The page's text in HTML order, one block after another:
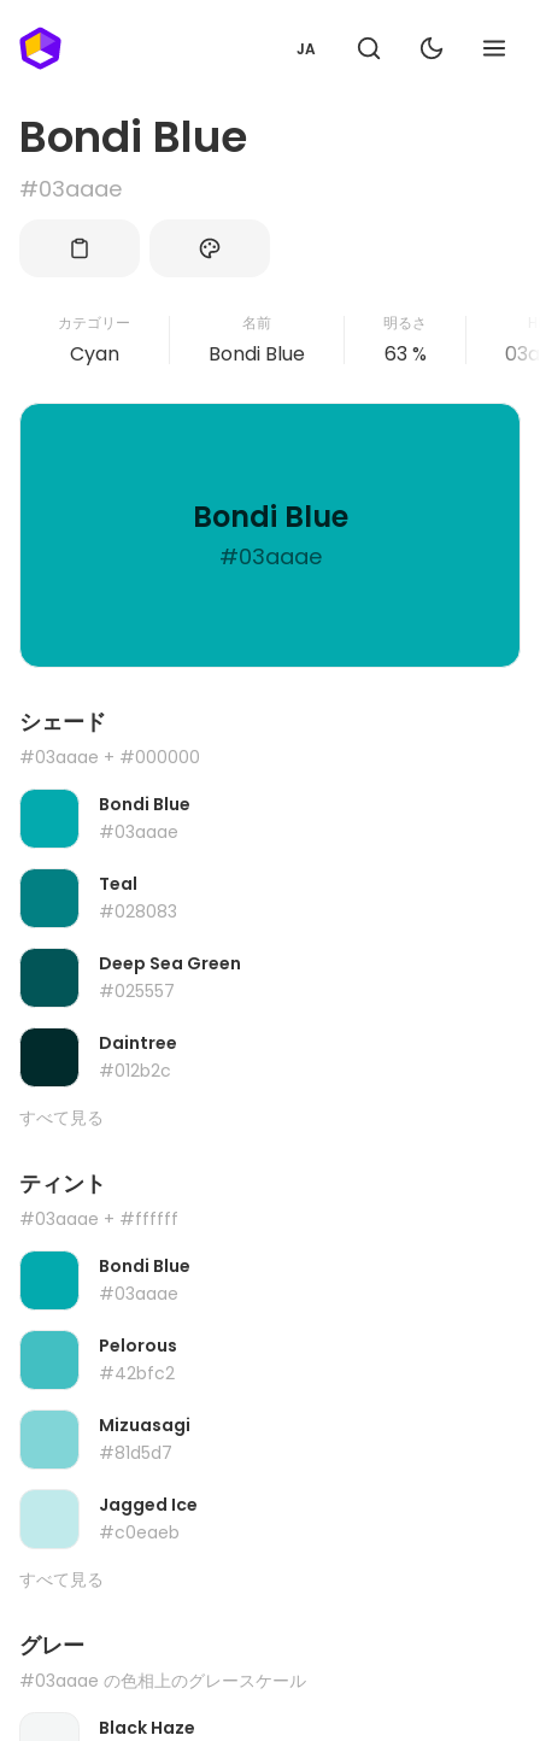
JA
Bondi Blue
#03aaae
カテゴリー
Cyan
名前
Bondi Blue
明るさ
63 %
Bondi Blue
#03aaae
シェード
#03aaae + #000000
Bondi Blue
#03aaae
Teal
#028083
Deep Sea Green
#025557
Daintree
#012b2c
すべて見る
ティント
#03aaae + #ffffff
Bondi Blue
#03aaae
Pelorous
#42bfc2
Mizuasagi
#81d5d7
Jagged Ice
#c0eaeb
すべて見る
グレー
#03aaae の色相上のグレースケール
Black Haze